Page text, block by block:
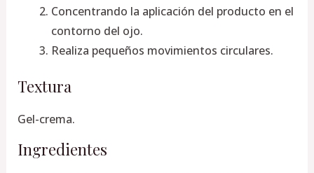
Concentrando la aplicación del producto en el
contorno del ojo.
Realiza pequeños movimientos circulares.
Textura
Gel-crema.
Ingredientes